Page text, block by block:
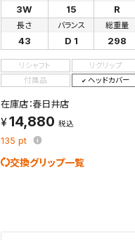
3W 15 R
長さ
43
バランス
D 1
総重量
298
リシャフト
リグリップ
付属品
ヘッドカバー
在庫店：春日井店
14,880 税込
135 pt
交換グリップ一覧